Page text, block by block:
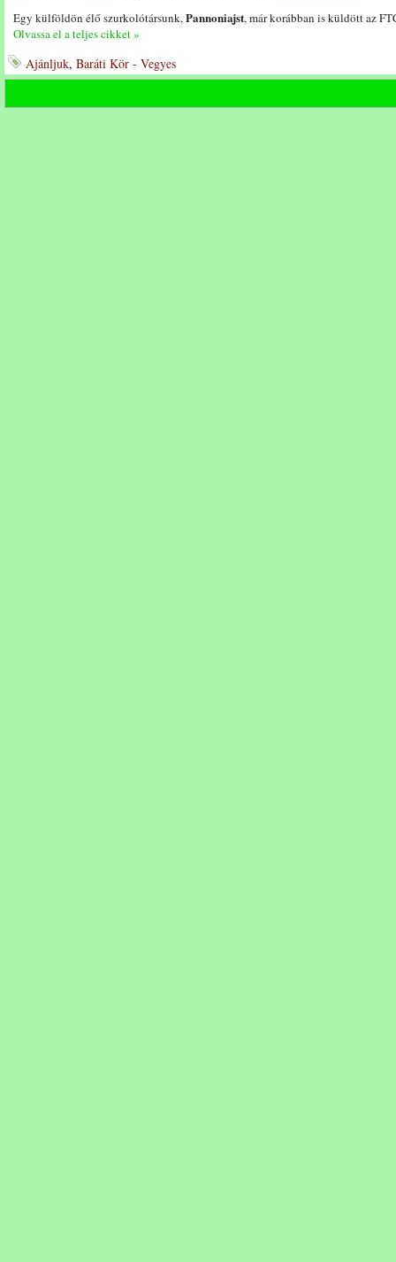
Egy külföldön élő szurkolótársunk,Pannoniajst, már korábban is küldött az
Olvassa el a teljes cikket »
Ajánljuk, Baráti Kör - Vegyes